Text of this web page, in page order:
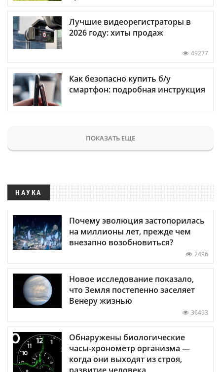
Лучшие видеорегистраторы в
2026 году: хиты продаж
49277
Как безопасно купить б/у
смартфон: подробная инструкция
ПОКАЗАТЬ ЕЩЕ
НАУКА
Почему эволюция застопорилась
на миллионы лет, прежде чем
внезапно возобновиться?
2496
Новое исследование показало,
что Земля постепенно заселяет
Венеру жизнью
36493
Обнаружены биологические
часы-хронометр организма —
когда они выходят из строя,